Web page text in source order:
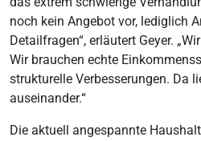
noch kein Angebot vor, lediglich
Detailfragen“, erläutert Geyer.
Wir brauchen echte
strukturelle Verbesserungen. Da
auseinander.“
Die aktuell angespannte